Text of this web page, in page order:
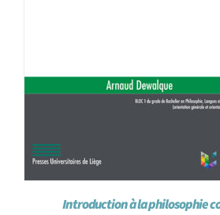
Introduction à la philosophie